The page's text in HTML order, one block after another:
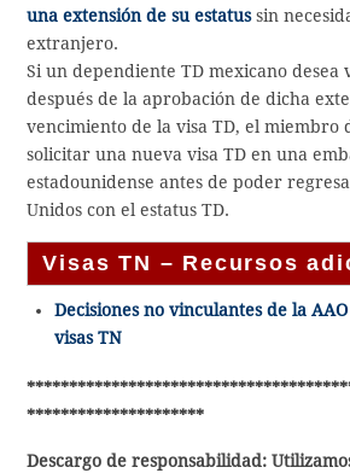
una extensión de su estatussin
extranjero.
Si un dependiente TD mexicano
después de la aprobación de dicha
vencimiento de la visa TD, el miembro
solicitar una nueva visa TD en una
estadounidense antes de poder
Unidos con el estatus TD.
Visas TN – Recursos
Decisiones no vinculantes de la
visas TN
*********************
Descargo de responsabilidad: